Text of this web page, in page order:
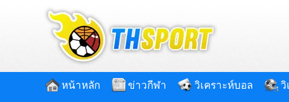
หน้าหลัก ข่าวกีฬา วิเคราะห์บอล วิ